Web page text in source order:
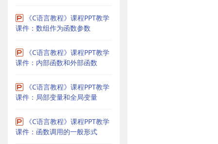
《C语言教程》课程PPT教学
课件：数组作为函数参数
《C语言教程》课程PPT教学
课件：内部函数和外部函数
《C语言教程》课程PPT教学
课件：局部变量和全局变量
《C语言教程》课程PPT教学
课件：函数调用的一般形式